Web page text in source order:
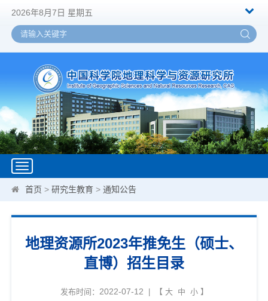
2026年8月7日 星期五
Toggle
navigation
首页 >研究生教育 >通知公告
地理资源所2023年推免生（硕士、
直博）招生目录
发布时间： 2022-07-12 | 【 大 中 小】